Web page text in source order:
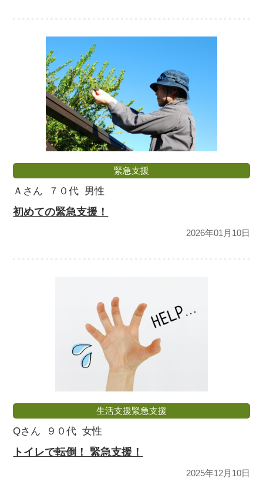
緊急支援
Ａさん ７０代 男性
初めての緊急支援！
2026年01月10日
生活支援緊急支援
Qさん ９０代 女性
トイレで転倒！ 緊急支援！
2025年12月10日